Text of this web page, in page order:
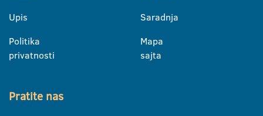
Upis
Politika
privatnosti
Saradnja
Mapa
sajta
Pratite nas